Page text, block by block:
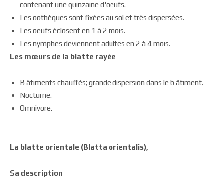
contenant une quinzaine d'oeufs.
Les oothèques sont fixées au sol et très dispersées.
Les oeufs éclosent en 1 à 2 mois.
Les nymphes deviennent adultes en 2 à 4 mois.
Les mœurs de la blatte rayée
B âtiments chauffés; grande dispersion dans le b âtiment.
Nocturne.
Omnivore.
La blatte orientale (Blatta orientalis),
Sa description